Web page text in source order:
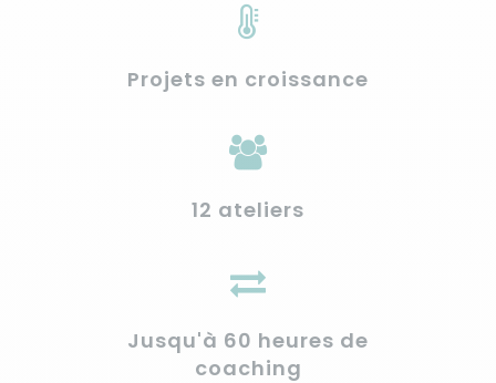
Projets en croissance
12 ateliers
Jusqu'à 60 heures de
coaching